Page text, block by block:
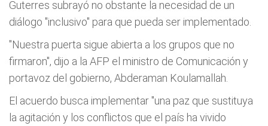
Guterres subrayó no obstante la necesidad de un
diálogo "inclusivo" para que pueda ser implementado.
"Nuestra puerta sigue abierta a los grupos que no
firmaron", dijo a la AFP el ministro de Comunicación y
portavoz del gobierno, Abderaman Koulamallah.
El acuerdo busca implementar "una paz que sustituya
la agitación y los conflictos que el país ha vivido